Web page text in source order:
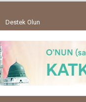
Destek Olun